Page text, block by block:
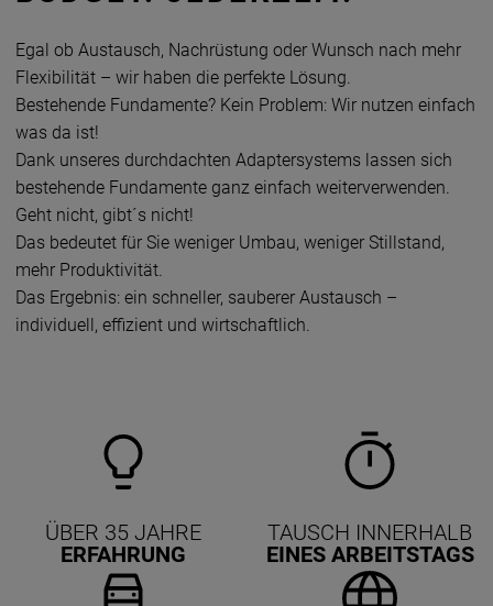
Egal ob Austausch, Nachrüstung oder Wunsch nach mehr
Flexibilität – wir haben die perfekte Lösung.
Bestehende Fundamente? Kein Problem: Wir nutzen einfach
was da ist!
Dank unseres durchdachten Adaptersystems lassen sich
bestehende Fundamente ganz einfach weiterverwenden.
Geht nicht, gibt´s nicht!
Das bedeutet für Sie weniger Umbau, weniger Stillstand,
mehr Produktivität.
Das Ergebnis: ein schneller, sauberer Austausch –
individuell, effizient und wirtschaftlich.
ÜBER 35 JAHRE
ERFAHRUNG
TAUSCH INNERHALB
EINES ARBEITSTAGS